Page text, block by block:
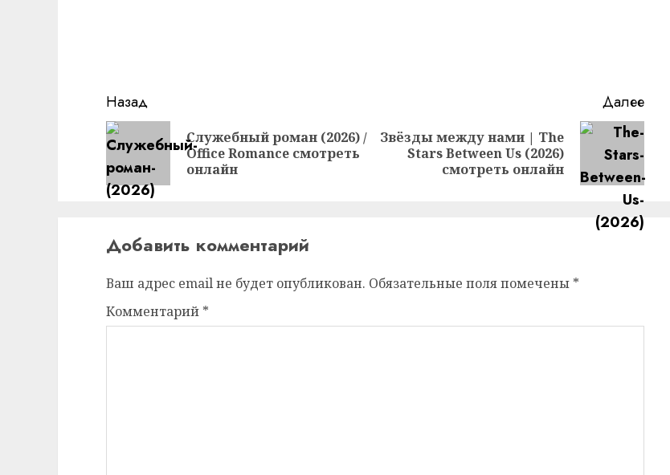
Продолжить
чтение
Назад
Предыдущая
Служебный роман (2026) /
Office Romance смотреть
онлайн
Далее
Следующая
Звёзды между нами | The
Stars Between Us (2026)
смотреть онлайн
Добавить комментарий
Ваш адрес email не будет опубликован. Обязательные поля помечены *
Комментарий *